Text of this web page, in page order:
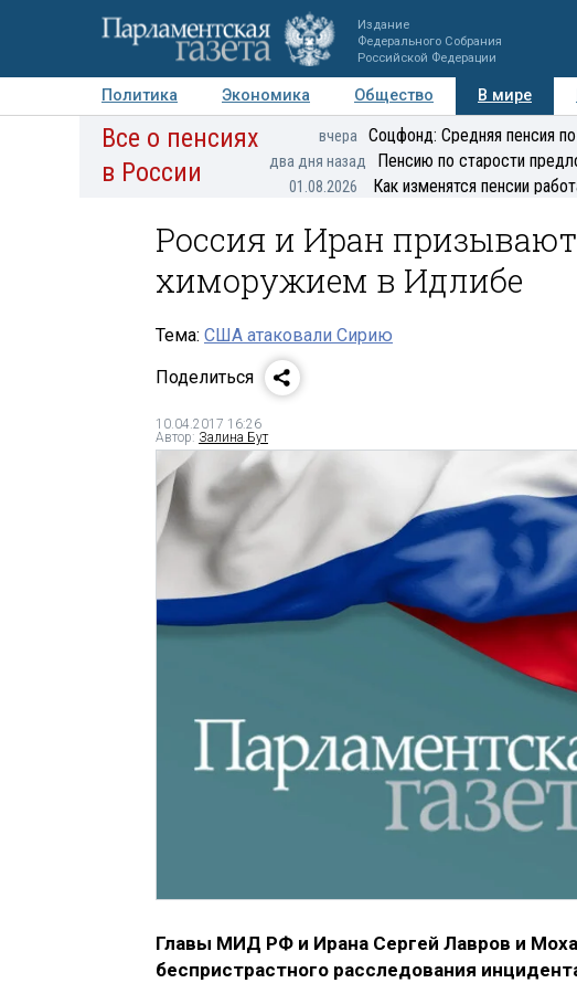
Издание
Федерального Собрания
Российской Федерации
Политика Экономика Общество В мире
Авторы Персоны Мнения Регионы
Все о пенсиях
в России
вчера Соцфонд: Средняя пенсия
два дня назад Пенсию по старости
01.08.2026 Как изменятся пенсии
Россия и Иран
химоружием в Идлибе
Тема: США атаковали Сирию
Поделиться
10.04.2017 16:26
Автор: Залина Бут
Главы МИД РФ и Ирана Сергей Лавров и
беспристрастного расследования